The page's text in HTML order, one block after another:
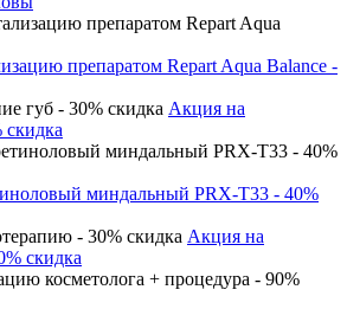
препаратом Repart Aqua Balance -
Акция на
скидка
миндальный PRX-T33 - 40%
Акция на
скидка